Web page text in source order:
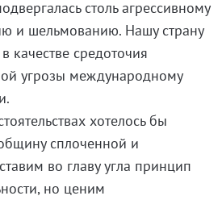
столь агрессивному
и шельмованию. Нашу страну
качестве средоточия
угрозы международному
хотелось бы
сплоченной и
во главу угла принцип
но ценим